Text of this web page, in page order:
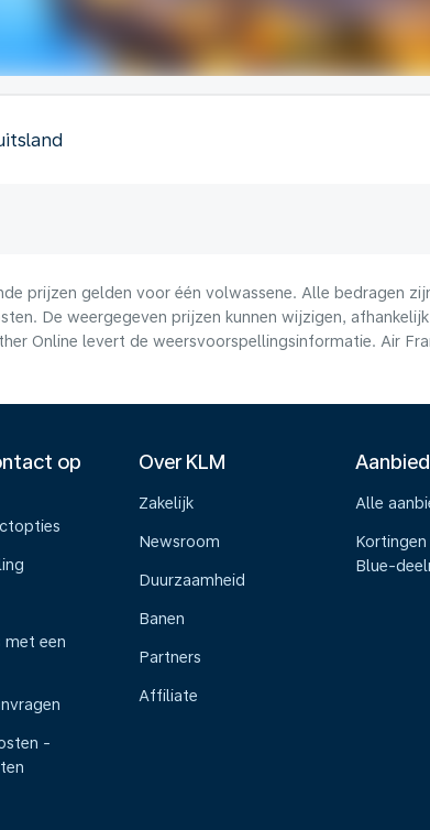
prijzen gelden voor één volwassene. Alle bedragen
De weergegeven prijzen kunnen wijzigen,
Online levert de weersvoorspellingsinformatie. Air
op
met een
-
Over KLM
Zakelijk
Newsroom
Duurzaamheid
Banen
Partners
Affiliate
Alle
Blue-